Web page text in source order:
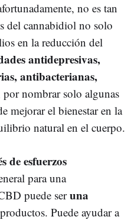
no es tan
del cannabidiol no solo
en la reducción del
antidepresivas,
antibacterianas,
por nombrar solo algunas
mejorar el bienestar en la
natural en el cuerpo.
de esfuerzos
para una
puede seruna
Puede ayudar a